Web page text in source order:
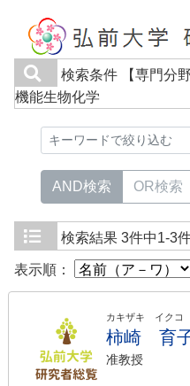
検索条件
【専門分
機能生物化学
AND検索 OR検索
検索結果 3件中1-3
表示順：
カキザキ イクコ
柿崎 育
准教授